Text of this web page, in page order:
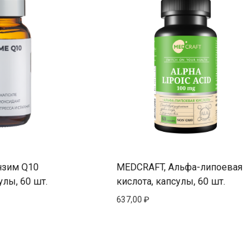
Q10
60 шт.
MEDCRAFT, Альфа-липоевая
кислота, капсулы, 60 шт.
637,00 ₽